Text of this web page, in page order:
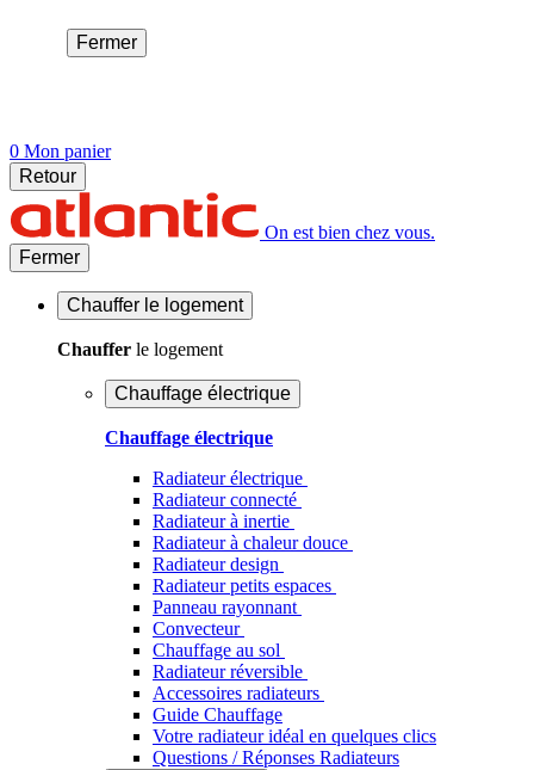
Fermer
0 Mon panier
Retour
On est bien chez vous.
Fermer
Chauffer le logement
Chauffer le logement
Chauffage électrique
Chauffage électrique
Radiateur électrique
Radiateur connecté
Radiateur à inertie
Radiateur à chaleur douce
Radiateur design
Radiateur petits espaces
Panneau rayonnant
Convecteur
Chauffage au sol
Radiateur réversible
Accessoires radiateurs
Guide Chauffage
Votre radiateur idéal en quelques clics
Questions / Réponses Radiateurs